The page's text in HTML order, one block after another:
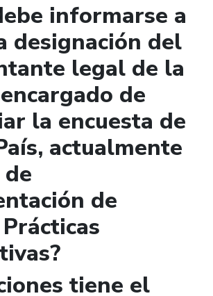
informarse a
designación del
legal de la
de
la encuesta de
actualmente
de
tiene el